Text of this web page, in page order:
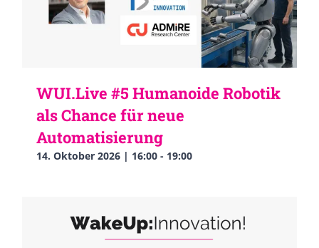
WUI.Live #5 Humanoide Robotik
als Chance für neue
Automatisierung
14. Oktober 2026 | 16:00 - 19:00